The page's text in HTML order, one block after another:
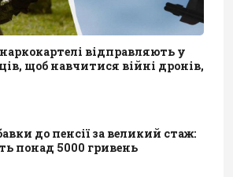
відправляють у
щоб навчитися війні дронів,
до пенсії за великий стаж:
понад 5000 гривень